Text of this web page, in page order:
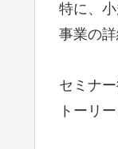
特に、
事業の
セミナ
トーリ